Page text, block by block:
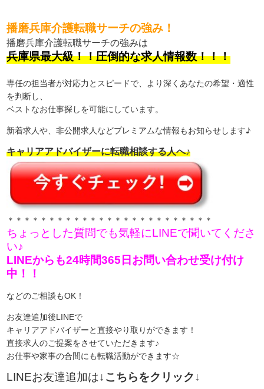
播磨兵庫介護転職サーチの強み！
播磨兵庫介護転職サーチの強みは
兵庫県最大級！！圧倒的な求人情報数！！！
専任の担当者が対応力とスピードで、より深くあなたの希望・適性
を判断し、
ベストなお仕事探しを可能にしています。
新着求人や、非公開求人などプレミアムな情報もお知らせします♪
キャリアアドバイザーに転職相談する人へ♪
＊＊＊＊＊＊＊＊＊＊＊＊＊＊＊＊＊＊＊＊＊＊＊＊＊
ちょっとした質問でも気軽にLINEで聞いてくださ
い♪
LINEからも24時間365日お問い合わせ受け付け
中！！
などのご相談もOK！
お友達追加後LINEで
キャリアアドバイザーと直接やり取りができます！
直接求人のご提案をさせていただきます♪
お仕事や家事の合間にも転職活動ができます☆
LINEお友達追加は↓こちらをクリック↓